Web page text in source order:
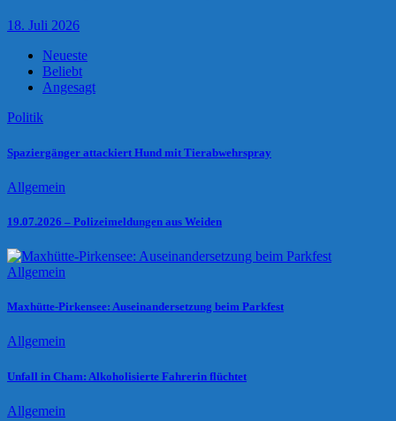
18. Juli 2026
Neueste
Beliebt
Angesagt
Politik
Spaziergänger attackiert Hund mit Tierabwehrspray
Allgemein
19.07.2026 – Polizeimeldungen aus Weiden
Allgemein
Maxhütte-Pirkensee: Auseinandersetzung beim Parkfest
Allgemein
Unfall in Cham: Alkoholisierte Fahrerin flüchtet
Allgemein